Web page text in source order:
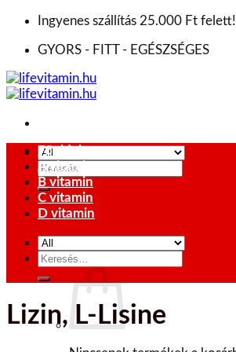
Skip
content
Ingyenes szállítás 25.000 Ft felett!
GYORS - FITT - EGÉSZSÉGES
Keresés
a
következőre:
0Ft
Főoldal
A vitamin
B vitamin
C vitamin
D vitamin
Keresés
következőre:
Lizin, L-Lisine